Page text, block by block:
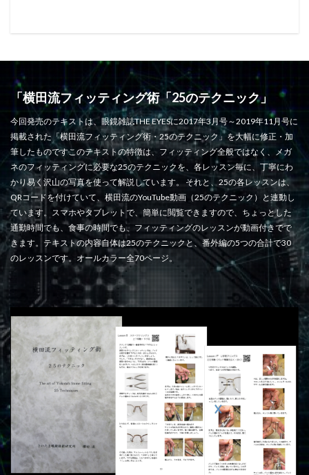
「横田流フィッティング術「25のテクニック」
今回発売のテキストは、眼鏡雑誌THE EYESに2017年3月号～2019年11月号に
掲載された「横田流フィッティング術・25のテクニック」を大幅に修正・加
筆したものですこのテキストの特徴は、フィッティング全般ではなく、メガ
ネのフィッティングに必要な25のテクニックを、各レッスン毎に、丁寧にわ
かり易く沢山の写真を使って解説しています。 それと、25の各レッスンは、
QRコードを付けていて、横田流のYouTube動画（25のテクニック）と連動し
ています。スマホやタブレットで、簡単に閲覧できますので、ちょっとした
通勤時間でも、食事の時間でも、フィッティングのレッスンが動画付きでで
きます。テキストの内容自体は25のテクニックと、番外編の5つの合計で30
のレッスンです。オールカラー全70ページ。